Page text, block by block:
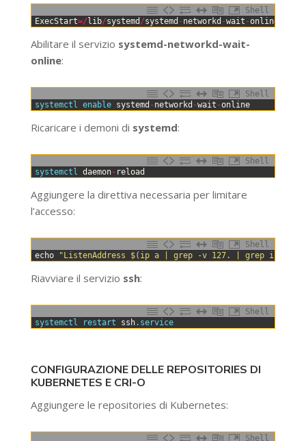
Shell
ExecStart=/ lib/systemd /systemd -networkd -wait -online
Abilitare il servizio systemd-networkd-wait-
online:
Shell
systemctl enable systemd -networkd -wait -online
Ricaricare i demoni di systemd:
Shell
systemctl daemon- reload
Aggiungere la direttiva necessaria per limitare
l’accesso:
Shell
echo "ListenAddress $(ip a | grep -v 127. | grep
Riavviare il servizio ssh:
Shell
systemctl restart ssh.service
CONFIGURAZIONE DELLE REPOSITORIES DI
KUBERNETES E CRI-O
Aggiungere le repositories di Kubernetes:
Shell